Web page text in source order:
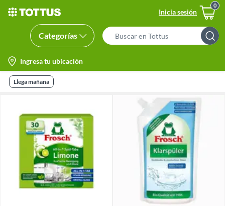
Inicia sesión
Categorías
Search
Bar
location-
icon
Ingresa tu ubicación
Llega mañana